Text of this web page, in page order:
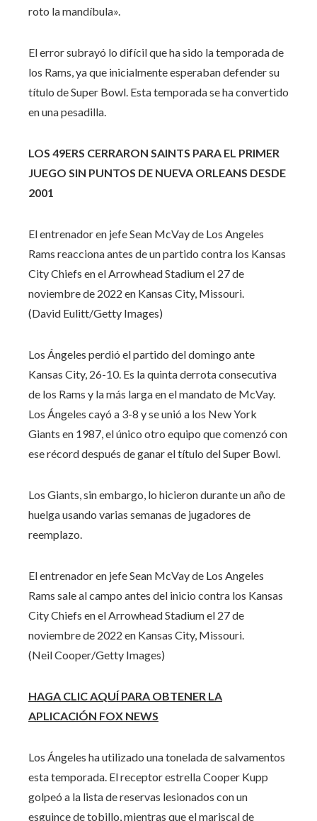
roto la mandíbula».
El error subrayó lo difícil que ha sido la temporada de
los Rams, ya que inicialmente esperaban defender su
título de Super Bowl. Esta temporada se ha convertido
en una pesadilla.
LOS 49ERS CERRARON SAINTS PARA EL PRIMER
JUEGO SIN PUNTOS DE NUEVA ORLEANS DESDE
2001
El entrenador en jefe Sean McVay de Los Angeles
Rams reacciona antes de un partido contra los Kansas
City Chiefs en el Arrowhead Stadium el 27 de
noviembre de 2022 en Kansas City, Missouri.
(David Eulitt/Getty Images)
Los Ángeles perdió el partido del domingo ante
Kansas City, 26-10. Es la quinta derrota consecutiva
de los Rams y la más larga en el mandato de McVay.
Los Ángeles cayó a 3-8 y se unió a los New York
Giants en 1987, el único otro equipo que comenzó con
ese récord después de ganar el título del Super Bowl.
Los Giants, sin embargo, lo hicieron durante un año de
huelga usando varias semanas de jugadores de
reemplazo.
El entrenador en jefe Sean McVay de Los Angeles
Rams sale al campo antes del inicio contra los Kansas
City Chiefs en el Arrowhead Stadium el 27 de
noviembre de 2022 en Kansas City, Missouri.
(Neil Cooper/Getty Images)
HAGA CLIC AQUÍ PARA OBTENER LA
APLICACIÓN FOX NEWS
Los Ángeles ha utilizado una tonelada de salvamentos
esta temporada. El receptor estrella Cooper Kupp
golpeó a la lista de reservas lesionados con un
esguince de tobillo, mientras que el mariscal de